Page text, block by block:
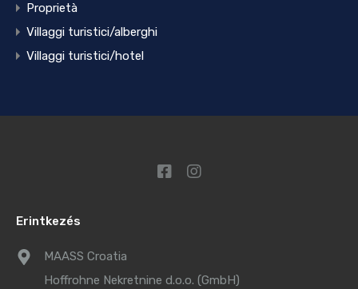
Proprietà
Villaggi turistici/alberghi
Villaggi turistici/hotel
Erintkezés
MAASS Croatia
Hoffrohne Nekretnine d.o.o. (GmbH)